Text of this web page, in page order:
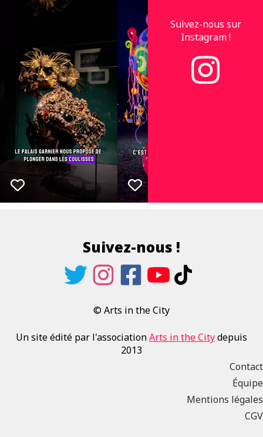
Suivez-nous sur
Instagram !
Suivez-nous !
© Arts in the City
Un site édité par l'associationArts in the Citydepuis
2013
Contact
Équipe
Mentions légales
CGV